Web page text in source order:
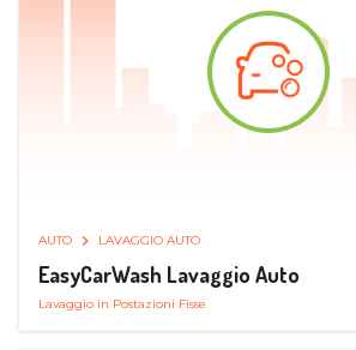
AUTO LAVAGGIO AUTO
EasyCarWash Lavaggio Auto
Lavaggio in Postazioni Fisse